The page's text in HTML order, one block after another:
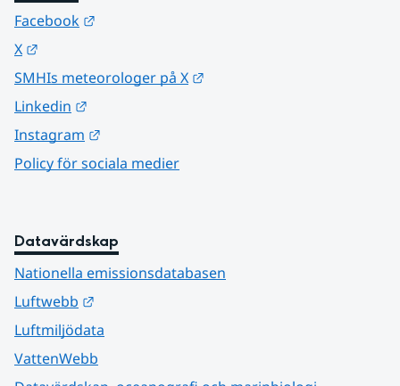
Facebook
X
SMHIs meteorologer på X
Linkedin
Instagram
Policy för sociala medier
Datavärdskap
Nationella emissionsdatabasen
Luftwebb
Luftmiljödata
VattenWebb